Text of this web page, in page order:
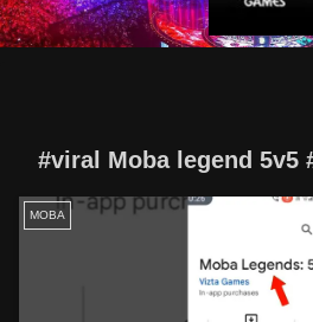
#viral Moba legend 5v5
MOBA